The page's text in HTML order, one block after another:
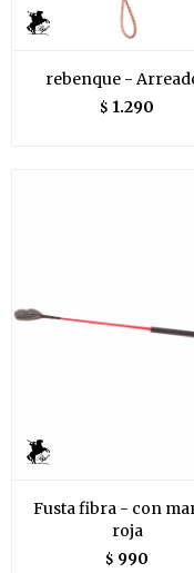
rebenque -
$ 1.290
Fusta fibra - con
roja
$ 990